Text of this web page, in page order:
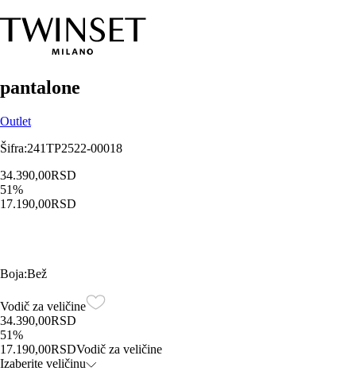
pantalone
Outlet
Šifra:241TP2522-00018
34.390,00RSD
51%
17.190,00RSD
Boja:Bež
Vodič za veličine
34.390,00RSD
51%
17.190,00RSDVodič za veličine
Izaberite veličinu